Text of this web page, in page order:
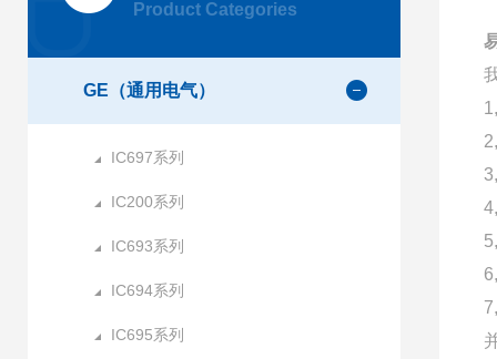
Product Categories
GE（通用电气）
IC697系列
IC200系列
IC693系列
IC694系列
IC695系列